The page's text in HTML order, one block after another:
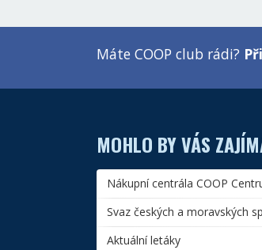
Máte COOP club rádi?
MOHLO BY VÁS
Nákupní centrála COOP
Svaz českých a moravských
Aktuální letáky